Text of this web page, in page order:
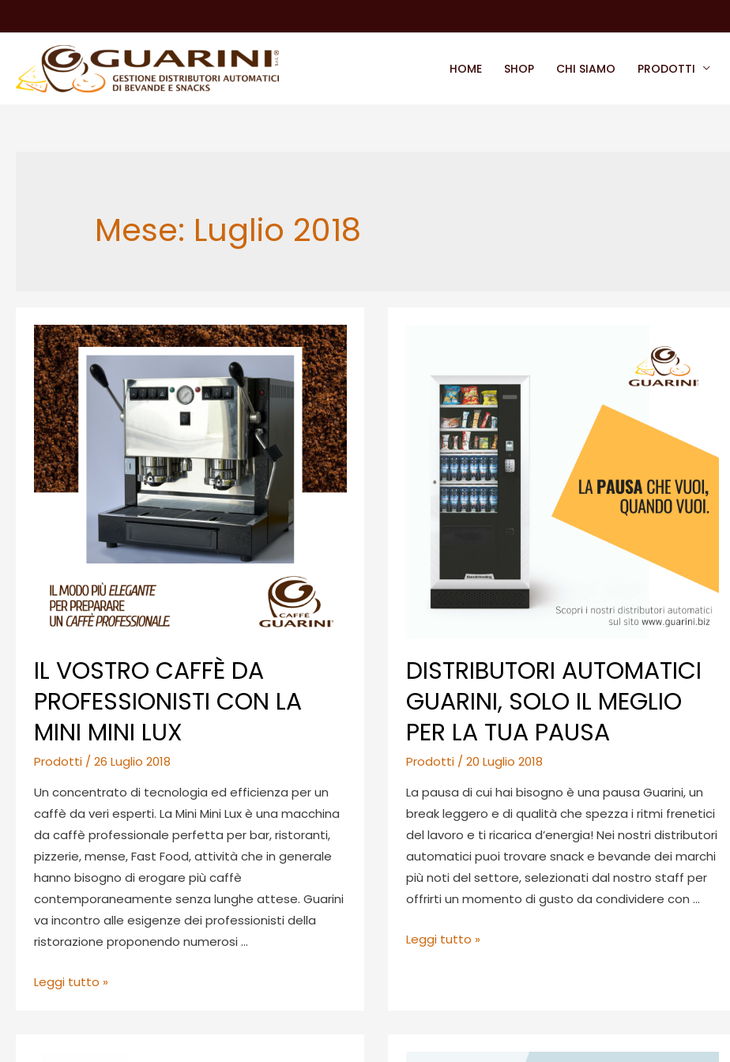
HOME SHOP CHI SIAMO PRODOTTI
Mese: Luglio 2018
IL VOSTRO CAFFÈ DA
PROFESSIONISTI CON LA
MINI MINI LUX
Prodotti/ 26 Luglio 2018
Un concentrato di tecnologia ed efficienza per un
caffè da veri esperti. La Mini Mini Lux è una macchina
da caffè professionale perfetta per bar, ristoranti,
pizzerie, mense, Fast Food, attività che in generale
hanno bisogno di erogare più caffè
contemporaneamente senza lunghe attese. Guarini
va incontro alle esigenze dei professionisti della
ristorazione proponendo numerosi …
IL
Leggi tutto »
DISTRIBUTORI AUTOMATICI
GUARINI, SOLO IL MEGLIO
PER LA TUA PAUSA
Prodotti/ 20 Luglio 2018
La pausa di cui hai bisogno è una pausa Guarini, un
break leggero e di qualità che spezza i ritmi frenetici
del lavoro e ti ricarica d’energia! Nei nostri distributori
automatici puoi trovare snack e bevande dei marchi
più noti del settore, selezionati dal nostro staff per
offrirti un momento di gusto da condividere con …
DISTRIBUTORI
Leggi tutto »